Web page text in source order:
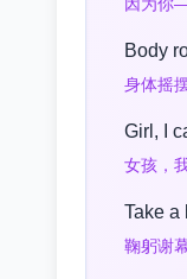
Body
身体摇
Girl, I
女孩，
Take a
鞠躬谢